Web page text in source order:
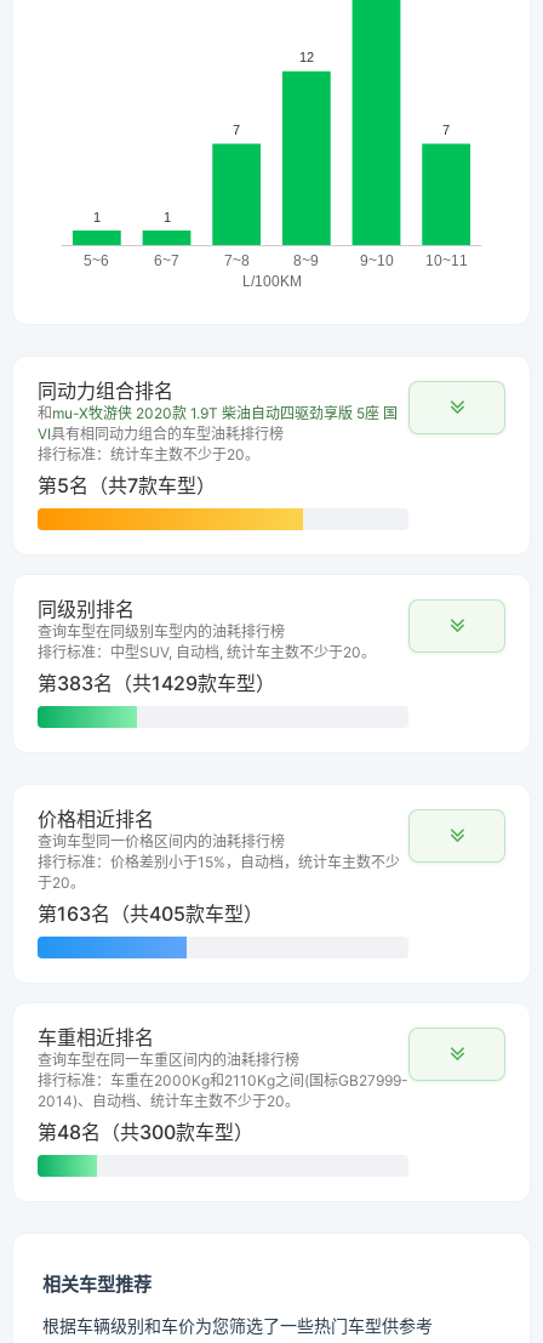
同动力组合排名
和 mu-X牧游侠 2020款 1.9T 柴油自动四驱劲享版 5座 国
VI具有相同动力组合的车型油耗排行榜
排行标准：统计车主数不少于20。
第5名（共7款车型）
同级别排名
查询车型在同级别车型内的油耗排行榜
排行标准：中型SUV, 自动档, 统计车主数不少于20。
第383名（共1429款车型）
价格相近排名
查询车型同一价格区间内的油耗排行榜
排行标准：价格差别小于15%，自动档，统计车主数不少
于20。
第163名（共405款车型）
车重相近排名
查询车型在同一车重区间内的油耗排行榜
排行标准：车重在2000Kg和2110Kg之间(国标GB27999-
2014)、自动档、统计车主数不少于20。
第48名（共300款车型）
相关车型推荐
根据车辆级别和车价为您筛选了一些热门车型供参考